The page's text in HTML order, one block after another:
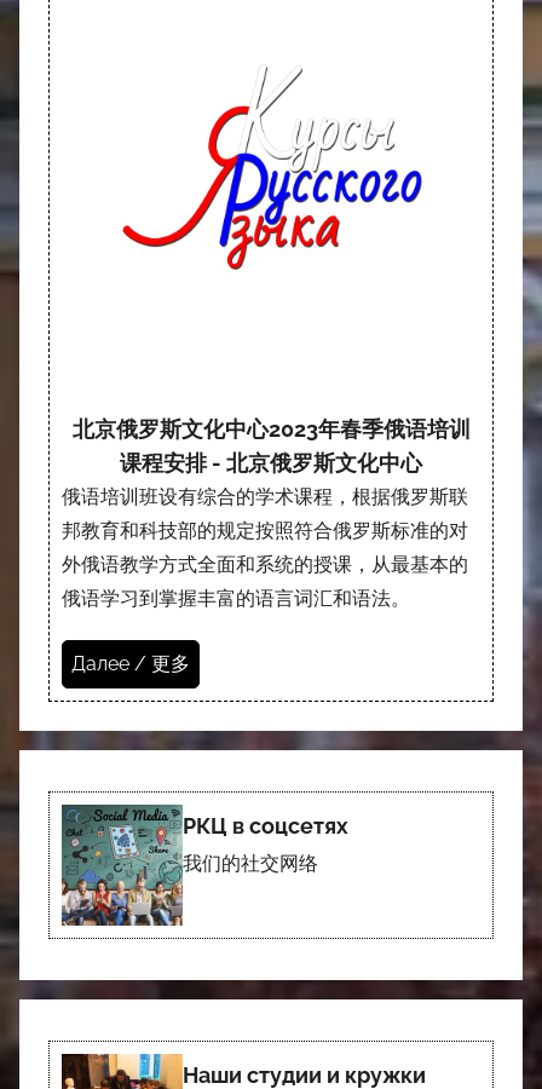
北京俄罗斯文化中心2023年春季俄语培训
课程安排 - 北京俄罗斯文化中心
俄语培训班设有综合的学术课程，根据俄罗斯联
邦教育和科技部的规定按照符合俄罗斯标准的对
外俄语教学方式全面和系统的授课，从最基本的
俄语学习到掌握丰富的语言词汇和语法。
Далее / 更多
РКЦ в соцсетях
我们的社交网络
Наши студии и кружки